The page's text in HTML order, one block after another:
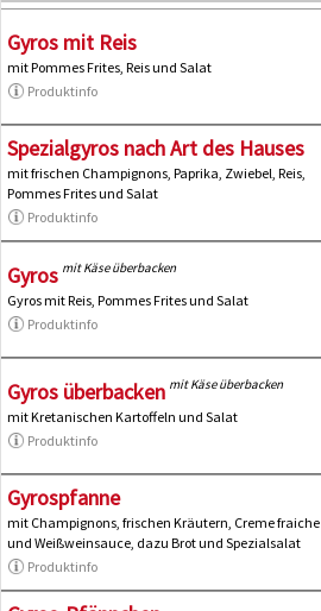
Gyros mit Reis
mit Pommes Frites, Reis und Salat
Produktinfo
Spezialgyros nach Art des Hauses
mit frischen Champignons, Paprika, Zwiebel, Reis,
Pommes Frites und Salat
Produktinfo
Gyros mit Käse überbacken
Gyros mit Reis, Pommes Frites und Salat
Produktinfo
Gyros überbacken mit Käse überbacken
mit Kretanischen Kartoffeln und Salat
Produktinfo
Gyrospfanne
mit Champignons, frischen Kräutern, Creme fraiche
und Weißweinsauce, dazu Brot und Spezialsalat
Produktinfo